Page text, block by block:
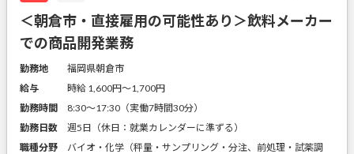
＜朝倉市・直接雇用の可能性あり＞飲料メーカー
での商品開発業務
勤務地
福岡県朝倉市
給与
時給 1,600円〜1,700円
勤務時間
8:30～17:30（実働7時間30分）
勤務日数
週5日（休日：就業カレンダーに準ずる）
職種分野
バイオ・化学（秤量・サンプリング・分注、前処理・試薬調